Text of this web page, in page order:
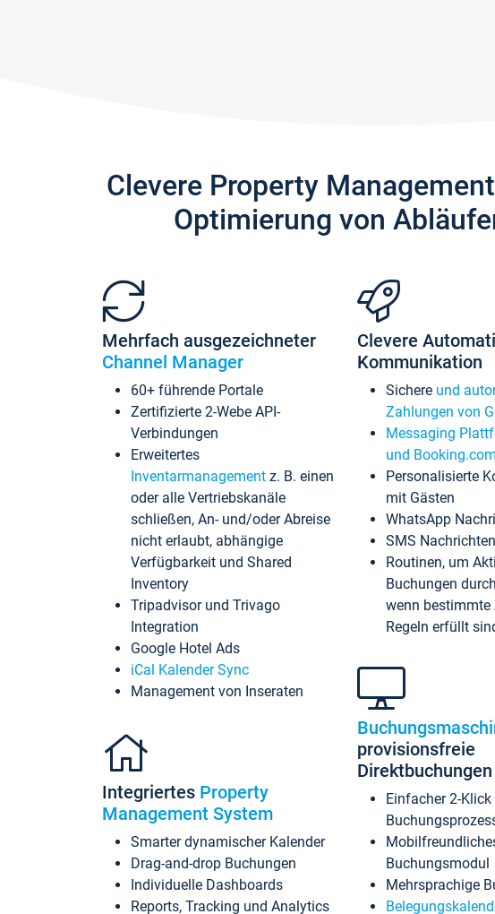
Clevere Property
Optimierung von
Mehrfach ausgezeichneter
Channel Manager
60+ führende Portale
Zertifizierte 2-Webe API-
Verbindungen
Erweitertes
Inventarmanagement z. B. einen
oder alle Vertriebskanäle
schließen, An- und/oder Abreise
nicht erlaubt, abhängige
Verfügbarkeit und Shared
Inventory
Tripadvisor und Trivago
Integration
Google Hotel Ads
iCal Kalender Sync
Management von Inseraten
Integriertes Property
Management System
Smarter dynamischer Kalender
Drag-and-drop Buchungen
Individuelle Dashboards
Reports, Tracking und Analytics
Clevere
Kommunikation
Sichere und
Zahlungen von
Messaging
und Booking.com
Personalisierte
mit Gästen
WhatsApp
SMS Nachrichten
Routinen, um
Buchungen
wenn bestimmte
Regeln erfüllt
provisionsfreie
Direktbuchungen
Einfacher 2-Klick
Buchungsmodul
Mehrsprachige